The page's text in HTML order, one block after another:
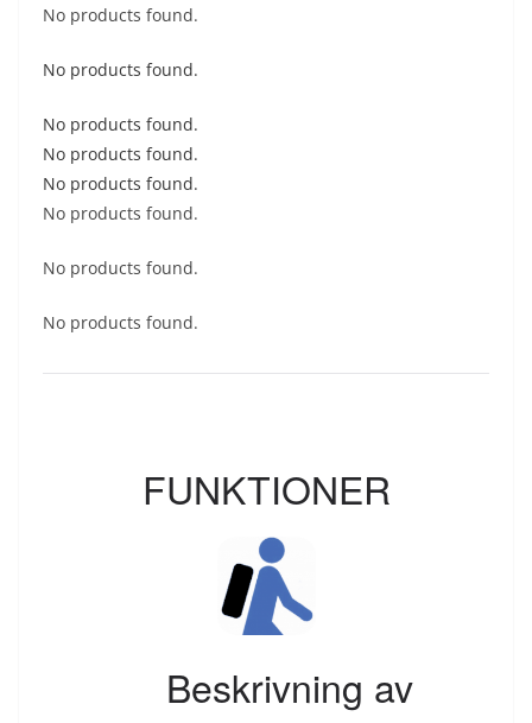
No products found.
No products found.
No products found.
No products found.
No products found.
No products found.
No products found.
No products found.
FUNKTIONER
Beskrivning av